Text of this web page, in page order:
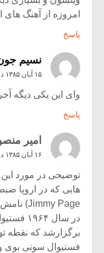
امروزه از آهنگ
پاسخ
نسیم
۱۵ آبان ۱۳۸۵ در ۸:۵۰ ب٫ظ
وای این یکی دیگه
پاسخ
امير
۱۶ آبان ۱۳۸۵ در ۷:۵۱ ب٫ظ
توضیحی در مورد
Jimmy Page) نامش “Mattie Is My Wife” بوده است.”
برگزارشد که نقطه
فستیوال سونی بوی